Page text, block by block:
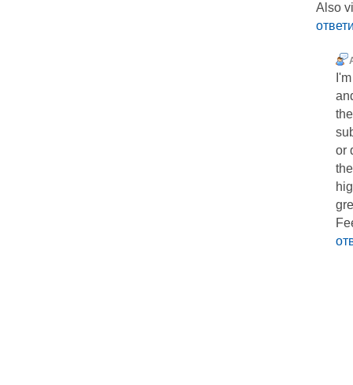
Also
or